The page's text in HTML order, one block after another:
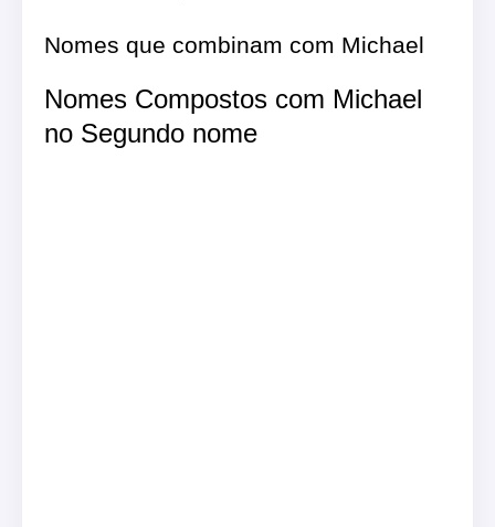
Nomes que combinam com Michael
Nomes Compostos com Michael
no Segundo nome